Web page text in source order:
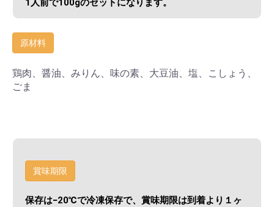
1人前で100gのセットになります。
原材料
鶏肉、醤油、みりん、味の素、大豆油、塩、こしょう、
ごま
賞味期限
保存は−20℃で冷凍保存で、賞味期限は到着より１ヶ